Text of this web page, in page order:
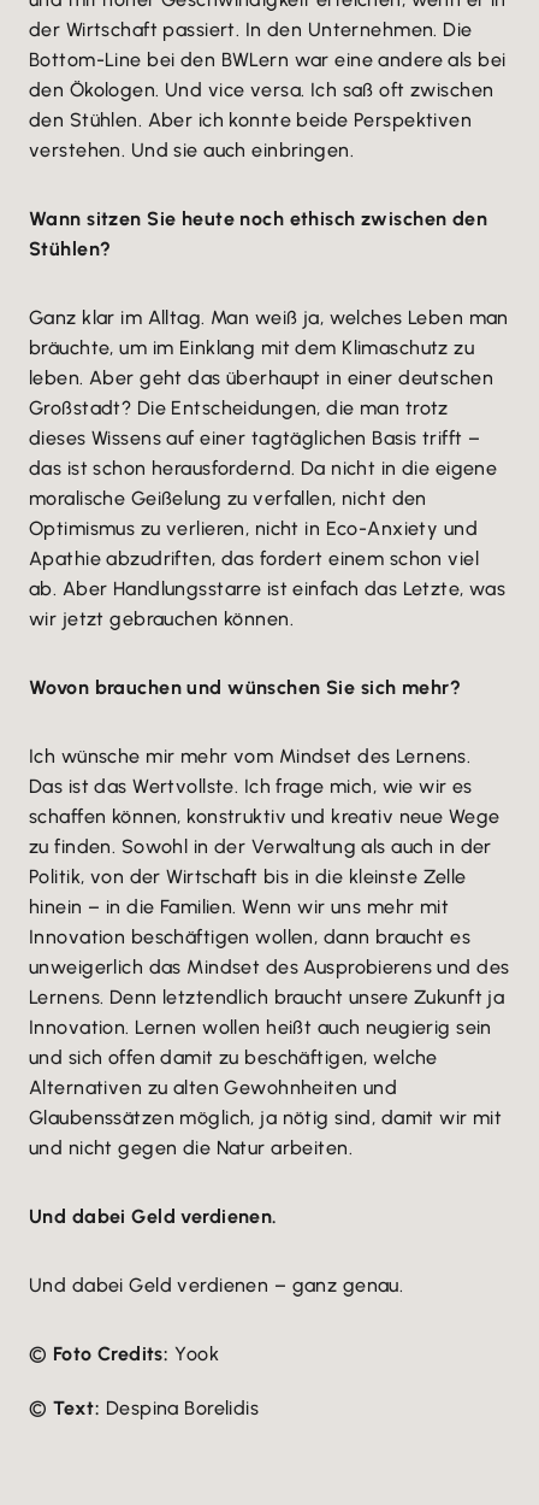
der Wirtschaft passiert. In den Unternehmen. Die
Bottom-Line bei den BWLern war eine andere als bei
den Ökologen. Und vice versa. Ich saß oft zwischen
den Stühlen. Aber ich konnte beide Perspektiven
verstehen. Und sie auch einbringen.
Wann sitzen Sie heute noch ethisch zwischen den
Stühlen?
Ganz klar im Alltag. Man weiß ja, welches Leben man
bräuchte, um im Einklang mit dem Klimaschutz zu
leben. Aber geht das überhaupt in einer deutschen
Großstadt? Die Entscheidungen, die man trotz
dieses Wissens auf einer tagtäglichen Basis trifft –
das ist schon herausfordernd. Da nicht in die eigene
moralische Geißelung zu verfallen, nicht den
Optimismus zu verlieren, nicht in Eco-Anxiety und
Apathie abzudriften, das fordert einem schon viel
ab. Aber Handlungsstarre ist einfach das Letzte, was
wir jetzt gebrauchen können.
Wovon brauchen und wünschen Sie sich mehr?
Ich wünsche mir mehr vom Mindset des Lernens.
Das ist das Wertvollste. Ich frage mich, wie wir es
schaffen können, konstruktiv und kreativ neue Wege
zu finden. Sowohl in der Verwaltung als auch in der
Politik, von der Wirtschaft bis in die kleinste Zelle
hinein – in die Familien. Wenn wir uns mehr mit
Innovation beschäftigen wollen, dann braucht es
unweigerlich das Mindset des Ausprobierens und des
Lernens. Denn letztendlich braucht unsere Zukunft ja
Innovation. Lernen wollen heißt auch neugierig sein
und sich offen damit zu beschäftigen, welche
Alternativen zu alten Gewohnheiten und
Glaubenssätzen möglich, ja nötig sind, damit wir mit
und nicht gegen die Natur arbeiten.
Und dabei Geld verdienen.
Und dabei Geld verdienen – ganz genau.
© Foto Credits: Yook
© Text: Despina Borelidis